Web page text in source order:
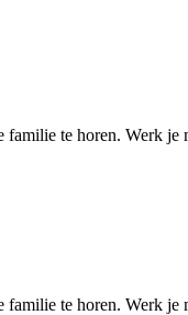
te horen. Werk je
te horen. Werk je